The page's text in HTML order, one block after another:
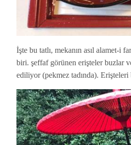
İşte bu tatlı, mekanın asıl alamet-i
biri. şeffaf görünen erişteler buzlar
ediliyor (pekmez tadında). Erişteleri